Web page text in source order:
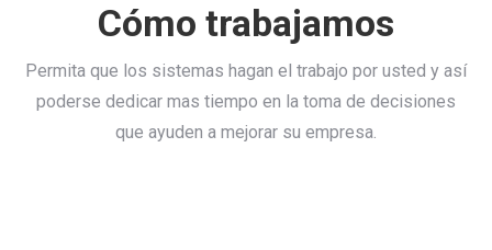
Cómo trabajamos
Permita que los sistemas hagan el trabajo por usted y así
poderse dedicar mas tiempo en la toma de decisiones
que ayuden a mejorar su empresa.